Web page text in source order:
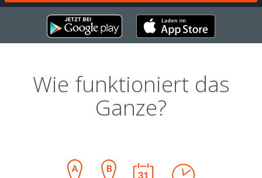
Wie funktioniert das
Ganze?